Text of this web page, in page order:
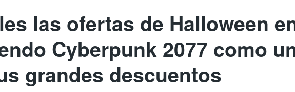
las ofertas de Halloween
Cyberpunk 2077 como
grandes descuentos